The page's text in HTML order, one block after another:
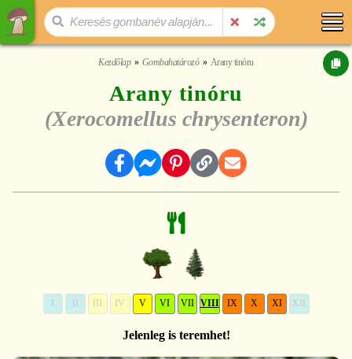
Kezdőlap Gombahatározó Arany tinóru
Arany tinóru
(Xerocomellus chrysenteron)
IV V VI VII VIII IX X XI XII
Jelenleg is teremhet!